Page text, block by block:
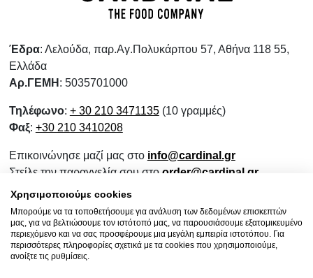
Έδρα: Λελούδα, παρ.Αγ.Πολυκάρπου 57, Αθήνα 118 55,
Ελλάδα
Αρ.ΓΕΜΗ : 5035701000
Τηλέφωνο: + 30 210 3471135(10 γραμμές)
Φαξ: +30 210 3410208
Επικοινώνησε μαζί μας στο info@cardinal.gr
Στείλε την παραγγελία σου στο order@cardinal.gr
Για αγορές λιανικής
www.wokshop.gr
Όροι Χρήσης
Πολιτική Προστασίας Προσωπικών Δεδομένων
Πολιτική Επιστροφών
Χρησιμοποιούμε cookies
Μπορούμε να τα τοποθετήσουμε για ανάλυση των δεδομένων επισκεπτών
μας, για να βελτιώσουμε τον ιστότοπό μας, να παρουσιάσουμε εξατομικευμένο
περιεχόμενο και να σας προσφέρουμε μια μεγάλη εμπειρία ιστοτόπου. Για
περισσότερες πληροφορίες σχετικά με τα cookies που χρησιμοποιούμε,
ανοίξτε τις ρυθμίσεις.